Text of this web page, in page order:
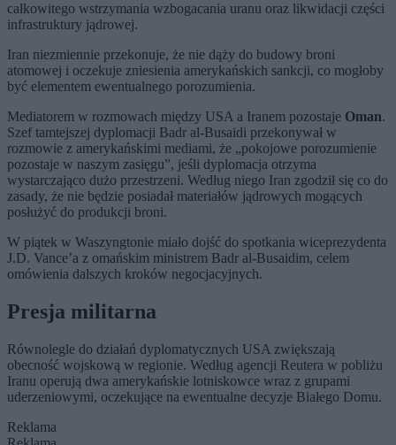
całkowitego wstrzymania wzbogacania uranu oraz likwidacji części
infrastruktury jądrowej.
Iran niezmiennie przekonuje, że nie dąży do budowy broni
atomowej i oczekuje zniesienia amerykańskich sankcji, co mogłoby
być elementem ewentualnego porozumienia.
Mediatorem w rozmowach między USA a Iranem pozostaje Oman.
Szef tamtejszej dyplomacji Badr al-Busaidi przekonywał w
rozmowie z amerykańskimi mediami, że „pokojowe porozumienie
pozostaje w naszym zasięgu”, jeśli dyplomacja otrzyma
wystarczająco dużo przestrzeni. Według niego Iran zgodził się co do
zasady, że nie będzie posiadał materiałów jądrowych mogących
posłużyć do produkcji broni.
W piątek w Waszyngtonie miało dojść do spotkania wiceprezydenta
J.D. Vance’a z omańskim ministrem Badr al-Busaidim, celem
omówienia dalszych kroków negocjacyjnych.
Presja militarna
Równolegle do działań dyplomatycznych USA zwiększają
obecność wojskową w regionie. Według agencji Reutera w pobliżu
Iranu operują dwa amerykańskie lotniskowce wraz z grupami
uderzeniowymi, oczekujące na ewentualne decyzje Białego Domu.
Reklama